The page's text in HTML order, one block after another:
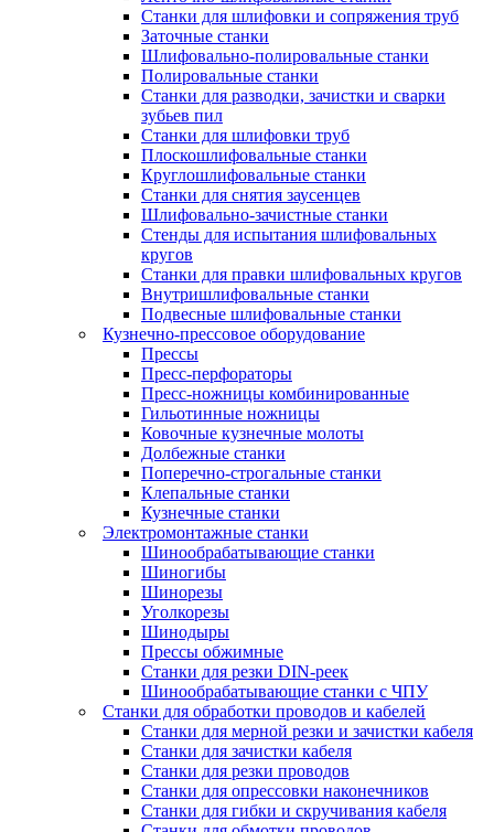
Станки для шлифовки и сопряжения труб
Заточные станки
Шлифовально-полировальные станки
Полировальные станки
Станки для разводки, зачистки и сварки
зубьев пил
Станки для шлифовки труб
Плоскошлифовальные станки
Круглошлифовальные станки
Станки для снятия заусенцев
Шлифовально-зачистные станки
Стенды для испытания шлифовальных
кругов
Станки для правки шлифовальных кругов
Внутришлифовальные станки
Подвесные шлифовальные станки
Кузнечно-прессовое оборудование
Прессы
Пресс-перфораторы
Пресс-ножницы комбинированные
Гильотинные ножницы
Ковочные кузнечные молоты
Долбежные станки
Поперечно-строгальные станки
Клепальные станки
Кузнечные станки
Электромонтажные станки
Шинообрабатывающие станки
Шиногибы
Шинорезы
Уголкорезы
Шинодыры
Прессы обжимные
Станки для резки DIN-реек
Шинообрабатывающие станки с ЧПУ
Станки для обработки проводов и кабелей
Станки для мерной резки и зачистки кабеля
Станки для зачистки кабеля
Станки для резки проводов
Станки для опрессовки наконечников
Станки для гибки и скручивания кабеля